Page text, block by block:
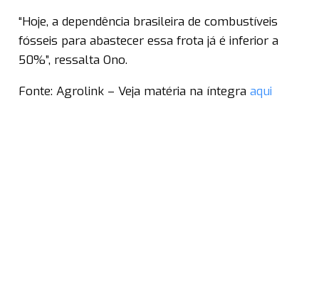
“Hoje, a dependência brasileira de combustíveis
fósseis para abastecer essa frota já é inferior a
50%”, ressalta Ono.
Fonte: Agrolink – Veja matéria na íntegra aqui